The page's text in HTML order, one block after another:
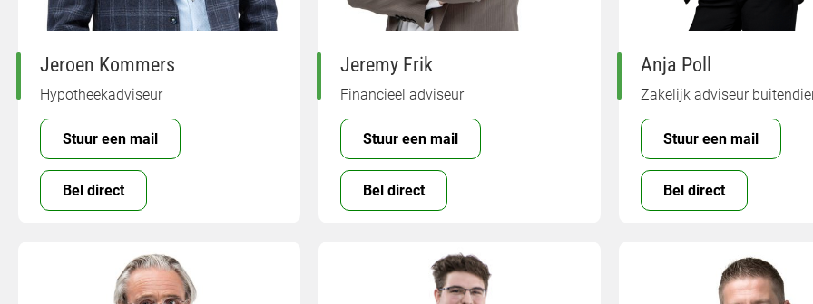
Jeroen Kommers
Hypotheekadviseur
Stuur een mail
Bel direct
Jeremy Frik
Financieel adviseur
Stuur een mail
Bel direct
Anja Poll
Zakelijk adviseur
Stuur een mail
Bel direct